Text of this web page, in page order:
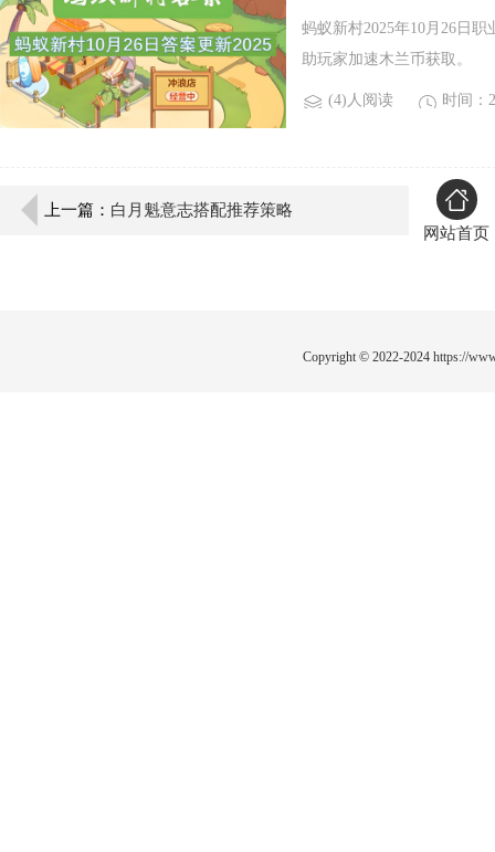
蚂蚁新村2025年10月26日
助玩家加速木兰币获取。
(4)人阅读 时间：
上一篇： 白月魁意志搭配推荐策略
网站首页
Copyright © 2022-2024 https://